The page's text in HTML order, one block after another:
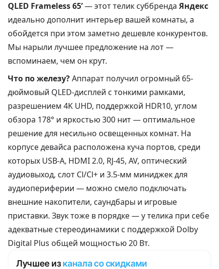
QLED Frameless 65’— этот телик суббренда Яндекс
идеально дополнит интерьер вашей комнаты, а
обойдется при этом заметно дешевле конкурентов.
Мы нарыли лучшее предложение на лот —
вспоминаем, чем он крут.
Что по железу?Аппарат получил огромный 65-
дюймовый QLED-дисплей с тонкими рамками,
разрешением 4K UHD, поддержкой HDR10, углом
обзора 178° и яркостью 300 нит — оптимальное
решение для несильно освещенных комнат. На
корпусе девайса расположена куча портов, среди
которых USB-A, HDMI 2.0, RJ-45, AV, оптический
аудиовыход, слот Cl/Cl+ и 3.5-мм миниджек для
аудиопериферии — можно смело подключать
внешние накопители, саундбары и игровые
приставки. Звук тоже в порядке — у телика при себе
адекватные стереодинамики с поддержкой Dolby
Digital Plus общей мощностью 20 Вт.
Лучшее изканала со скидками